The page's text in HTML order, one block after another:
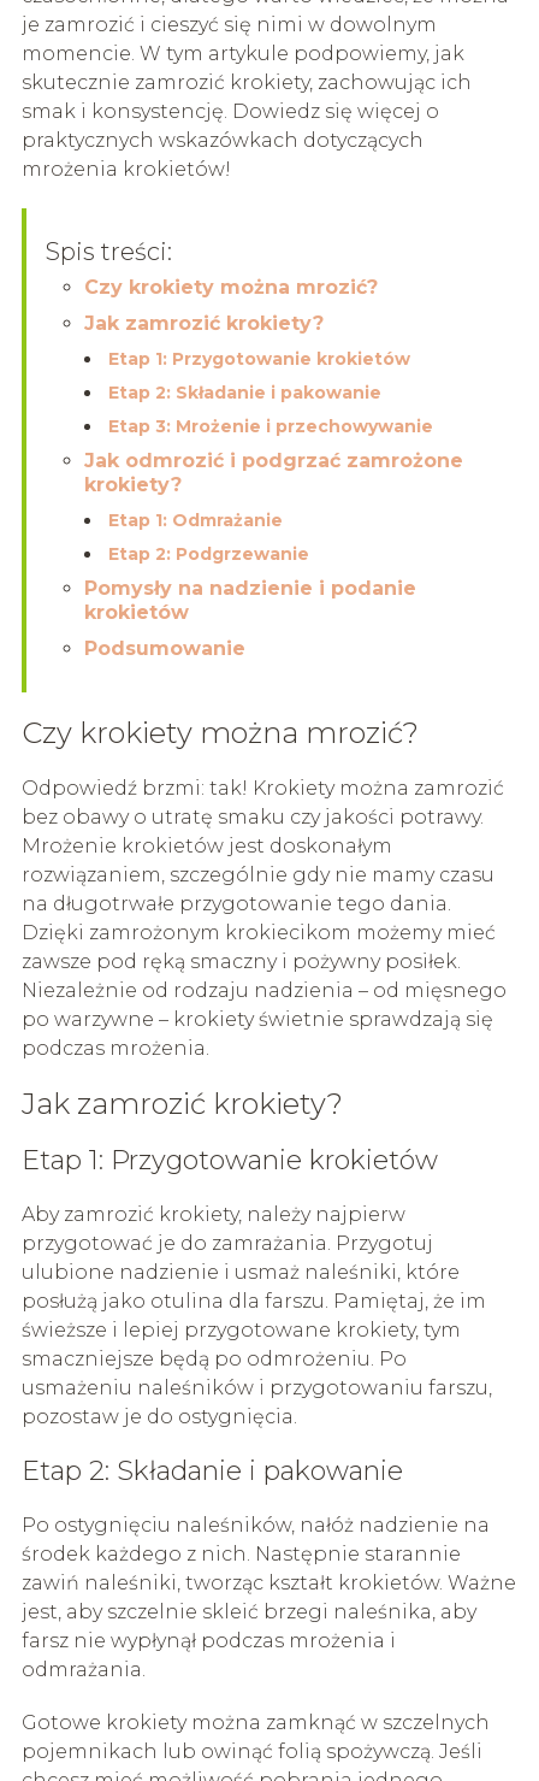
je zamrozić i cieszyć się nimi w dowolnym
momencie. W tym artykule podpowiemy, jak
skutecznie zamrozić krokiety, zachowując ich
smak i konsystencję. Dowiedz się więcej o
praktycznych wskazówkach dotyczących
mrożenia krokietów!
Spis treści:
Czy krokiety można mrozić?
Jak zamrozić krokiety?
Etap 1: Przygotowanie krokietów
Etap 2: Składanie i pakowanie
Etap 3: Mrożenie i przechowywanie
Jak odmrozić i podgrzać zamrożone
krokiety?
Etap 1: Odmrażanie
Etap 2: Podgrzewanie
Pomysły na nadzienie i podanie
krokietów
Podsumowanie
Czy krokiety można mrozić?
Odpowiedź brzmi: tak! Krokiety można zamrozić
bez obawy o utratę smaku czy jakości potrawy.
Mrożenie krokietów jest doskonałym
rozwiązaniem, szczególnie gdy nie mamy czasu
na długotrwałe przygotowanie tego dania.
Dzięki zamrożonym krokiecikom możemy mieć
zawsze pod ręką smaczny i pożywny posiłek.
Niezależnie od rodzaju nadzienia – od mięsnego
po warzywne – krokiety świetnie sprawdzają się
podczas mrożenia.
Jak zamrozić krokiety?
Etap 1: Przygotowanie krokietów
Aby zamrozić krokiety, należy najpierw
przygotować je do zamrażania. Przygotuj
ulubione nadzienie i usmaż naleśniki, które
posłużą jako otulina dla farszu. Pamiętaj, że im
świeższe i lepiej przygotowane krokiety, tym
smaczniejsze będą po odmrożeniu. Po
usmażeniu naleśników i przygotowaniu farszu,
pozostaw je do ostygnięcia.
Etap 2: Składanie i pakowanie
Po ostygnięciu naleśników, nałóż nadzienie na
środek każdego z nich. Następnie starannie
zawiń naleśniki, tworząc kształt krokietów. Ważne
jest, aby szczelnie skleić brzegi naleśnika, aby
farsz nie wypłynął podczas mrożenia i
odmrażania.
Gotowe krokiety można zamknąć w szczelnych
pojemnikach lub owinąć folią spożywczą. Jeśli